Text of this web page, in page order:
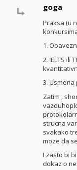
goga
Praksa (u
1.
2. IELTS ili
3.
Zatim ,
strucna
svakako
moze da
I zasto bi
dokaz o